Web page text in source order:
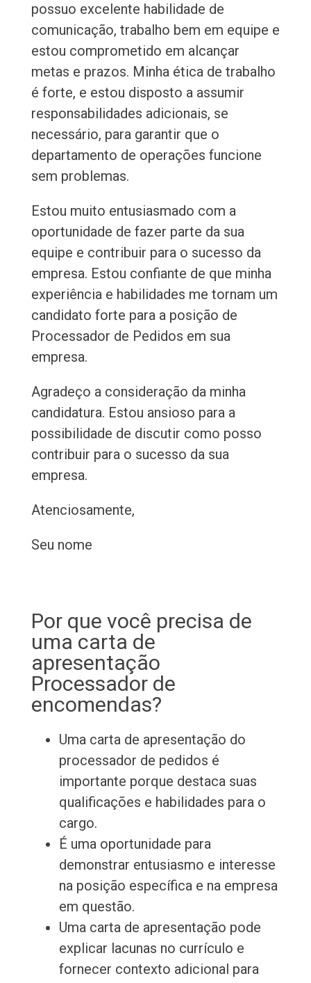
possuo excelente habilidade de
comunicação, trabalho bem em equipe e
estou comprometido em alcançar
metas e prazos. Minha ética de trabalho
é forte, e estou disposto a assumir
responsabilidades adicionais, se
necessário, para garantir que o
departamento de operações funcione
sem problemas.
Estou muito entusiasmado com a
oportunidade de fazer parte da sua
equipe e contribuir para o sucesso da
empresa. Estou confiante de que minha
experiência e habilidades me tornam um
candidato forte para a posição de
Processador de Pedidos em sua
empresa.
Agradeço a consideração da minha
candidatura. Estou ansioso para a
possibilidade de discutir como posso
contribuir para o sucesso da sua
empresa.
Atenciosamente,
Seu nome
Por que você precisa de
uma carta de
apresentação
Processador de
encomendas?
Uma carta de apresentação do
processador de pedidos é
importante porque destaca suas
qualificações e habilidades para o
cargo.
É uma oportunidade para
demonstrar entusiasmo e interesse
na posição específica e na empresa
em questão.
Uma carta de apresentação pode
explicar lacunas no currículo e
fornecer contexto adicional para